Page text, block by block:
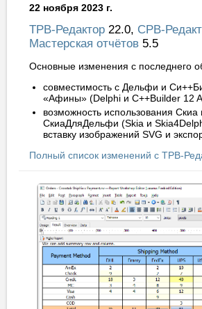
22 ноября 2023 г.
ТРВ-Редактор 22.0, СРВ-
Мастерская отчётов 5.5
Основные изменения с последнего
совместимость с Дельфи и
«Афины» (Delphi и C++Builder 12
возможность использования Скиа
СкиаДляДельфи (Skia и
вставку изображений SVG и
Полный список изменений с ТРВ-